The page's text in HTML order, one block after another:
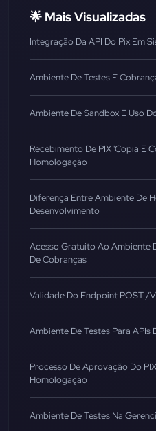
🌟 Mais Visualizadas
Integração Da API Do Pix Em
Ambiente De Testes E
Ambiente De Sandbox E Uso
Recebimento De PIX 'copia E
Homologação
Diferença Entre Ambiente De
Desenvolvimento
Acesso Gratuito Ao Ambiente
De Cobranças
Validade Do Endpoint POST
Ambiente De Testes Para APIs
Processo De Aprovação Do
Homologação
Ambiente De Testes Na